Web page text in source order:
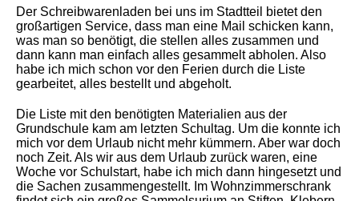
Der Schreibwarenladen bei uns im Stadtteil bietet den
großartigen Service, dass man eine Mail schicken kann,
was man so benötigt, die stellen alles zusammen und
dann kann man einfach alles gesammelt abholen. Also
habe ich mich schon vor den Ferien durch die Liste
gearbeitet, alles bestellt und abgeholt.
Die Liste mit den benötigten Materialien aus der
Grundschule kam am letzten Schultag. Um die konnte ich
mich vor dem Urlaub nicht mehr kümmern. Aber war doch
noch Zeit. Als wir aus dem Urlaub zurück waren, eine
Woche vor Schulstart, habe ich mich dann hingesetzt und
die Sachen zusammengestellt. Im Wohnzimmerschrank